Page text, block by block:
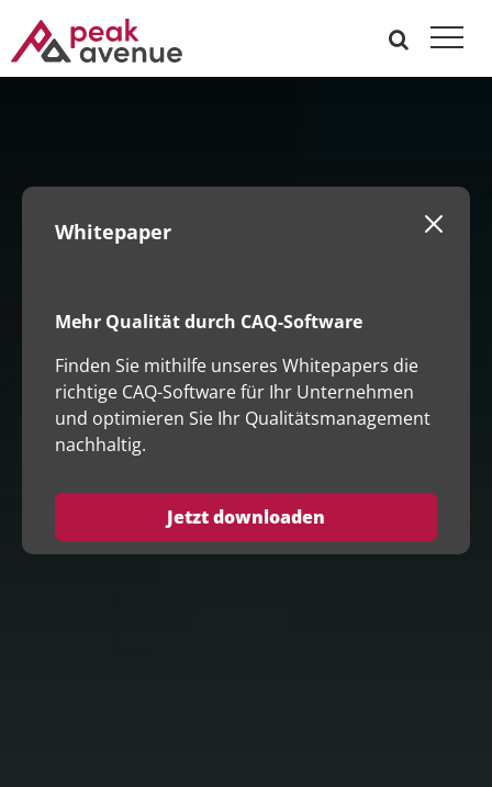
Whitepaper
Mehr Qualität durch CAQ-Software
Finden Sie mithilfe unseres Whitepapers die
richtige CAQ-Software für Ihr Unternehmen
und optimieren Sie Ihr Qualitätsmanagement
nachhaltig.
Jetzt downloaden